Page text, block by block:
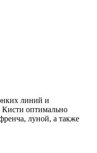
линий и
Кисти оптимально
луной, а также